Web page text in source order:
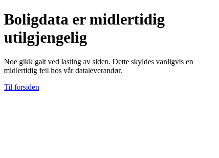
Boligdata er midlertidig
utilgjengelig
Noe gikk galt ved lasting av siden. Dette skyldes vanligvis en
midlertidig feil hos vår dataleverandør.
Til forsiden